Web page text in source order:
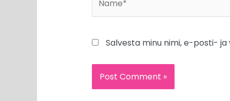
Salvesta minu nimi, e-posti-